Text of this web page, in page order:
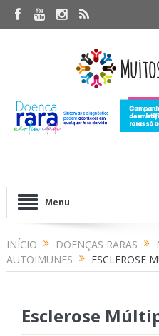
Menu
INÍCIO DOENÇAS RARAS
AUTOIMUNES
ESCLEROSE
Esclerose